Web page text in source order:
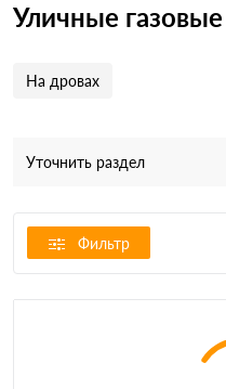
Уличные
На дровах
Уточнить раздел
Фильтр